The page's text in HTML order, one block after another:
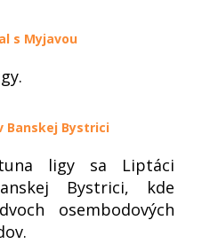
s Myjavou
Banskej Bystrici
ligy sa Liptáci
Bystrici, kde
osembodových